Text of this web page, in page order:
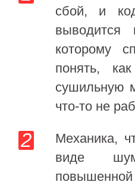
сбой, и
которому
понять,
сушильную
что-то не
Механика,
виде